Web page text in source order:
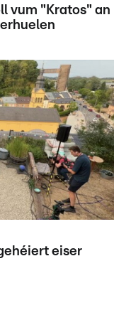
vum "Kratos" an
eiser